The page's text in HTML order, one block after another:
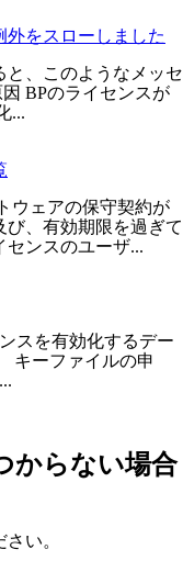
外をスローしました
と、このようなメッセ
BPのライセンスが
...
ウェアの保守契約が
、有効期限を過ぎて
センスのユーザ...
スを有効化するデー
キーファイルの申
からない場合
い。